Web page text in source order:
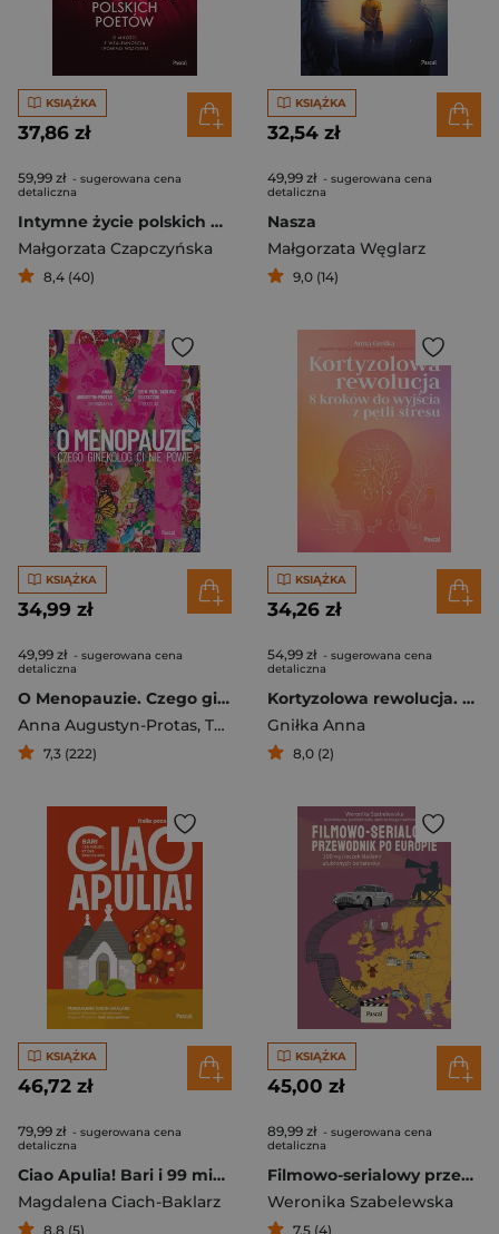
KSIĄŻKA
37,86 zł
59,99 zł - sugerowana cena
detaliczna
Intymne życie polskich poetów. O miłości z wzajemnością i pomimo wszystko
Małgorzata Czapczyńska
8,4 (40)
KSIĄŻKA
32,54 zł
49,99 zł - sugerowana cena
detaliczna
Nasza
Małgorzata Węglarz
9,0 (14)
KSIĄŻKA
34,99 zł
49,99 zł - sugerowana cena
detaliczna
O Menopauzie. Czego ginekolog Ci nie powie
Anna Augustyn-Protas, Tadeusz Oleszczuk
7,3 (222)
KSIĄŻKA
34,26 zł
54,99 zł - sugerowana cena
detaliczna
Kortyzolowa rewolucja. 8 kroków do wyjścia z pętli stresu
Gniłka Anna
8,0 (2)
KSIĄŻKA
46,72 zł
79,99 zł - sugerowana cena
detaliczna
Ciao Apulia! Bari i 99 miejsc, które pokochasz
Magdalena Ciach-Baklarz
8,8 (5)
KSIĄŻKA
45,00 zł
89,99 zł - sugerowana cena
detaliczna
Filmowo-serialowy przewodnik po Europie. 100 wycieczek śladami ulubionych bohaterów
Weronika Szabelewska
7,5 (4)